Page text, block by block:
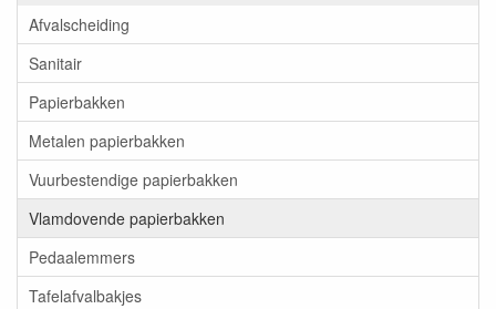
Afvalscheiding
Sanitair
Papierbakken
Metalen papierbakken
Vuurbestendige papierbakken
Vlamdovende papierbakken
Pedaalemmers
Tafelafvalbakjes